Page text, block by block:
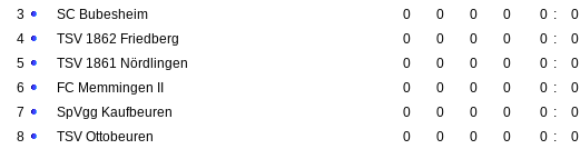
3
SC Bubesheim 0 0 0 0 0 : 0
4
TSV 1862 Friedberg 0 0 0 0 0 : 0
5
TSV 1861 Nördlingen 0 0 0 0 0 : 0
6
FC Memmingen II 0 0 0 0 0 : 0
7
SpVgg Kaufbeuren 0 0 0 0 0 : 0
8
TSV Ottobeuren 0 0 0 0 0 : 0